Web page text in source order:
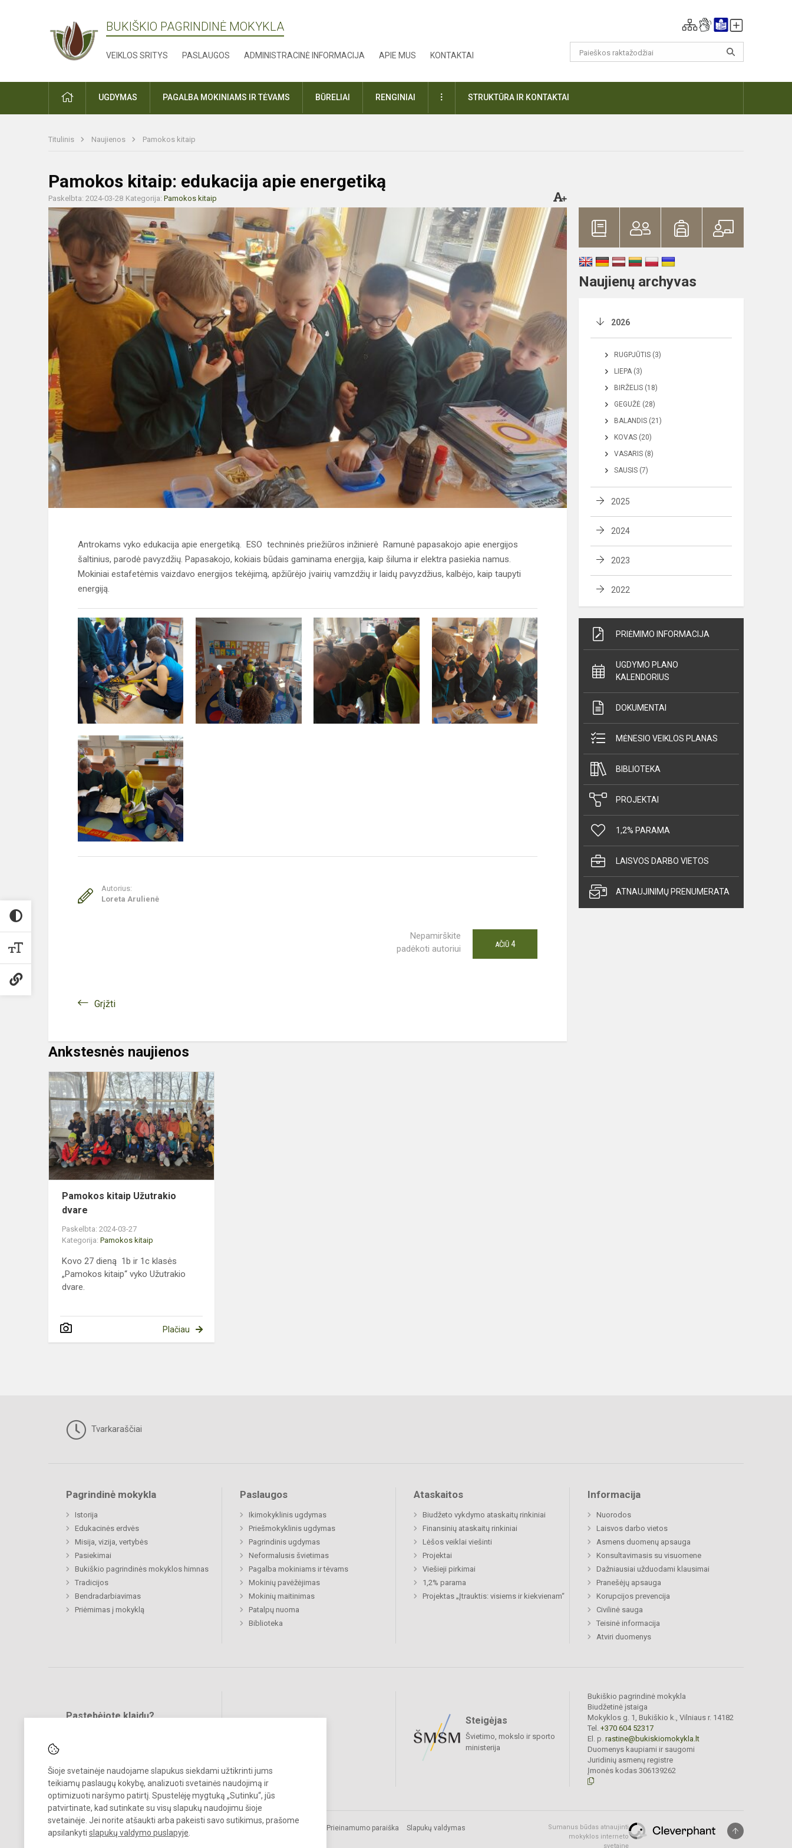
Šioje svetainėje naudojame slapukus siekdami užtikrinti jums
teikiamų paslaugų kokybę, analizuoti svetainės naudojimą ir
optimizuoti naršymo patirtį. Spustelėję mygtuką „Sutinku“, jūs
patvirtinate, kad sutinkate su visų slapukų naudojimu šioje
svetainėje. Jei norite atšaukti arba pakeisti savo sutikimus, prašome
apsilankyti slapukų valdymo puslapyje
BUKIŠKIO PAGRINDINĖ MOKYKLA
VEIKLOS SRITYS PASLAUGOS ADMINISTRACINĖ INFORMACIJA APIE MUS KONTAKTAI
PRADŽIAUGDYMAS PAGALBA MOKINIAMS IR TĖVAMS BŪRELIAI RENGINIAI DAUGIAUSTRUKTŪRA IR KONTAKTAI
Titulinis Naujienos Pamokos kitaip
Pamokos kitaip: edukacija apie energetiką
Paskelbta: 2024-03-28 Kategorija: Pamokos kitaip
Antrokams vyko edukacija apie energetiką. ESO techninės priežiūros inžinierė Ramunė papasakojo apie energijos
šaltinius, parodė pavyzdžių. Papasakojo, kokiais būdais gaminama energija, kaip šiluma ir elektra pasiekia namus.
Mokiniai estafetėmis vaizdavo energijos tekėjimą, apžiūrėjo įvairių vamzdžių ir laidų pavyzdžius, kalbėjo, kaip taupyti
energiją.
Autorius:
Loreta Arulienė
Nepamirškite
padėkoti autoriui
AČIŪ 4
Grįžti
Ankstesnės naujienos
Pamokos
kitaip
Užutrakio
dvare
Pamokos kitaip Užutrakio
dvare
Paskelbta: 2024-03-27
Kategorija: Pamokos kitaip
Kovo 27 dieną 1b ir 1c klasės
„Pamokos kitaip“ vyko Užutrakio
dvare.
Plačiau
Naujienų archyvas
2026
RUGPJŪTIS (3)
LIEPA (3)
BIRŽELIS (18)
GEGUŽĖ (28)
BALANDIS (21)
KOVAS (20)
VASARIS (8)
SAUSIS (7)
2025
2024
2023
2022
PRIĖMIMO INFORMACIJA
UGDYMO PLANO
KALENDORIUS
DOKUMENTAI
MĖNESIO VEIKLOS PLANAS
BIBLIOTEKA
PROJEKTAI
1,2% PARAMA
LAISVOS DARBO VIETOS
ATNAUJINIMŲ PRENUMERATA
Tvarkaraščiai
Pagrindinė mokykla
Istorija
Edukacinės erdvės
Misija, vizija, vertybės
Pasiekimai
Bukiškio pagrindinės mokyklos himnas
Tradicijos
Bendradarbiavimas
Priėmimas į mokyklą
Paslaugos
Ikimokyklinis ugdymas
Priešmokyklinis ugdymas
Pagrindinis ugdymas
Neformalusis švietimas
Pagalba mokiniams ir tėvams
Mokinių pavėžėjimas
Mokinių maitinimas
Patalpų nuoma
Biblioteka
Ataskaitos
Biudžeto vykdymo ataskaitų rinkiniai
Finansinių ataskaitų rinkiniai
Lėšos veiklai viešinti
Projektai
Viešieji pirkimai
1,2% parama
Projektas „Įtrauktis: visiems ir kiekvienam“
Informacija
Nuorodos
Laisvos darbo vietos
Asmens duomenų apsauga
Konsultavimasis su visuomene
Dažniausiai užduodami klausimai
Pranešėjų apsauga
Korupcijos prevencija
Civilinė sauga
Teisinė informacija
Atviri duomenys
Pastebėjote klaidų? Steigėjas
Švietimo, mokslo ir sporto
ministerija
Bukiškio pagrindinė mokykla
Biudžetinė įstaiga
Mokyklos g. 1, Bukiškio k., Vilniaus r. 14182
Tel. +370 604 52317
El. p. rastine@bukiskiomokykla.lt
Duomenys kaupiami ir saugomi
Juridinių asmenų registre
Įmonės kodas 306139262
© 2023. Bukiškio pagrindinė mokykla. Visos teisės saugomos.
Kopijuoti turinį be raštiško Bukiškio pagrindinės mokyklos administracijos
Prieinamumo paraiška Slapukų valdymas
Sumanus būdas atnaujinti
mokyklos interneto
svetainę